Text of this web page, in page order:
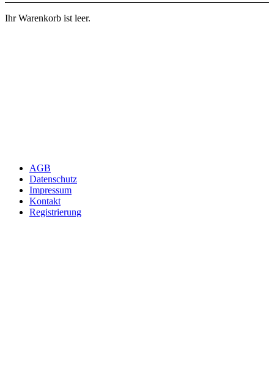
Ihr Warenkorb ist leer.
AGB
Datenschutz
Impressum
Kontakt
Registrierung